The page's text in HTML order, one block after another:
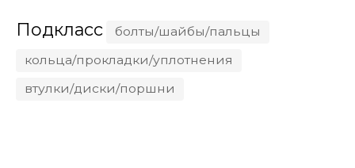
Подкласс
болты/шайбы/пальцы
кольца/прокладки/уплотнения
втулки/диски/поршни